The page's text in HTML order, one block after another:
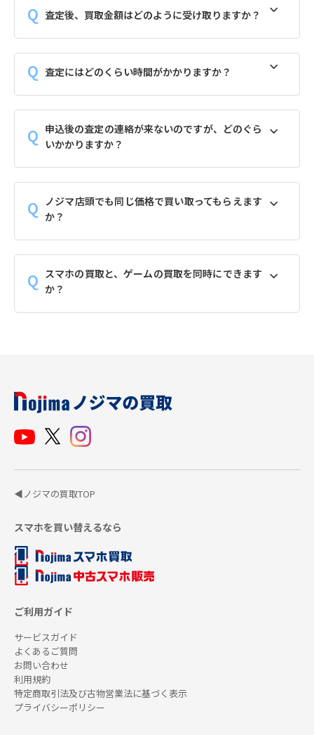
査定後、買取金額はどのように受け取りますか？
査定にはどのくらい時間がかかりますか？
申込後の査定の連絡が来ないのですが、どのぐら
いかかりますか？
ノジマ店頭でも同じ価格で買い取ってもらえます
か？
スマホの買取と、ゲームの買取を同時にできます
か？
◀ノジマの買取TOP
スマホを買い替えるなら
ご利用ガイド
サービスガイド
よくあるご質問
お問い合わせ
利用規約
特定商取引法及び古物営業法に基づく表示
プライバシーポリシー